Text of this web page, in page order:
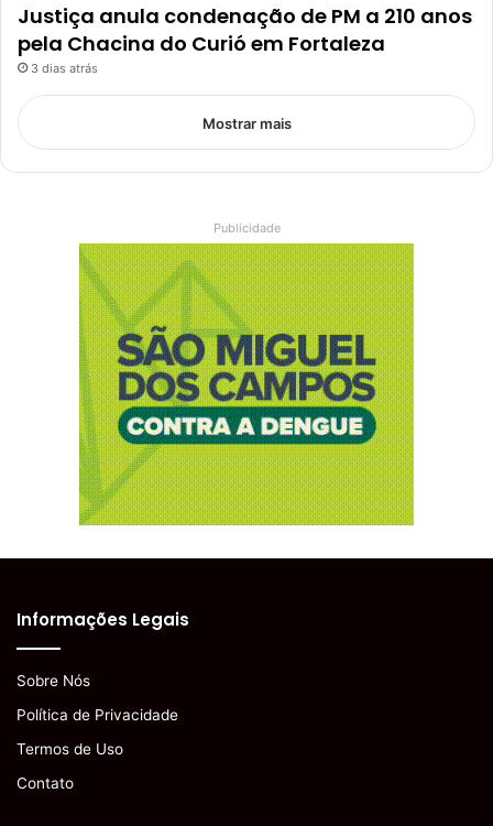
Justiça anula condenação de PM a 210 anos
pela Chacina do Curió em Fortaleza
3 dias atrás
Mostrar mais
Publicidade
Informações Legais
Sobre Nós
Política de Privacidade
Termos de Uso
Contato